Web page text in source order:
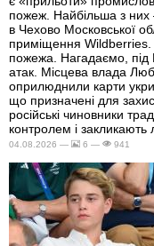
пожеж. Найбільша з них
в Чехово Московської
приміщення Wildberries.
пожежа. Нагадаємо, під
атак. Місцева влада
оприлюднили карти
що призначені для
російські чиновники
контролем і закликають
04.08.2026 — 6 — 941